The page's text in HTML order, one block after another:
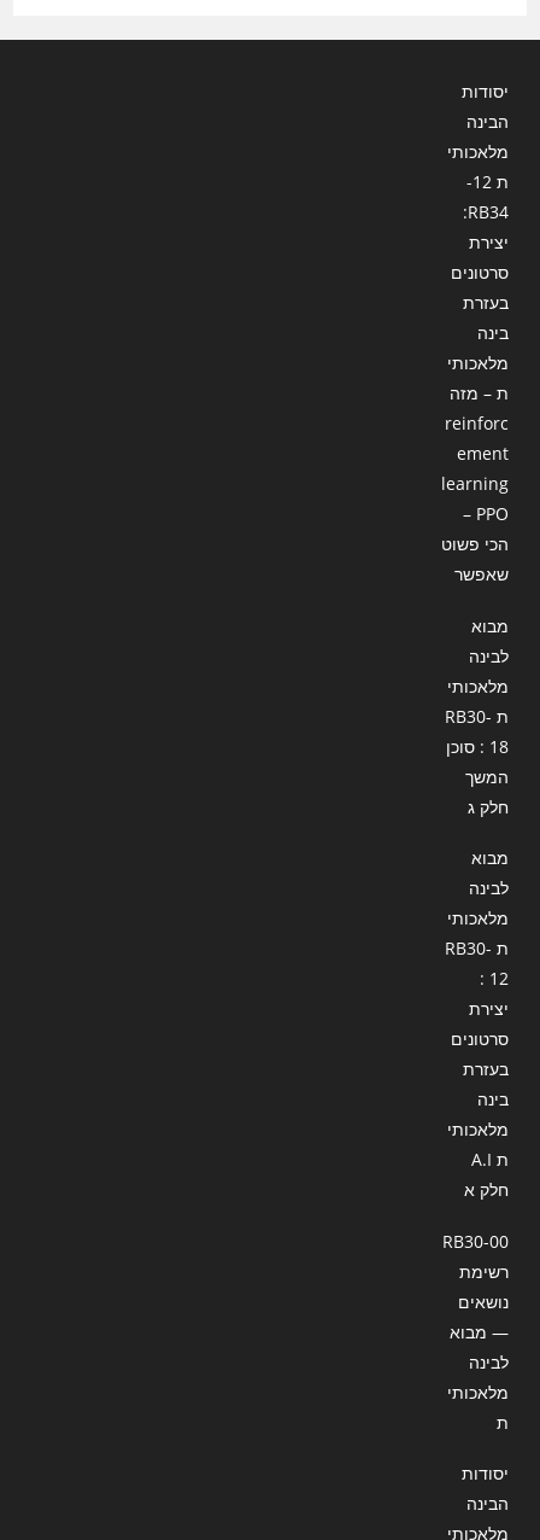
יסודות
הבינה
מלאכותי
ת 12-
RB34:
יצירת
סרטונים
בעזרת
בינה
מלאכותי
ת – מזה
reinforc
ement
learning
– PPO
הכי פשוט
שאפשר
מבוא
לבינה
מלאכותי
ת RB30-
18 : סוכן
המשך
חלק ג
מבוא
לבינה
מלאכותי
ת RB30-
12 :
יצירת
סרטונים
בעזרת
בינה
מלאכותי
ת A.I
חלק א
RB30-00
רשימת
נושאים
— מבוא
לבינה
מלאכותי
ת
יסודות
הבינה
מלאכותי